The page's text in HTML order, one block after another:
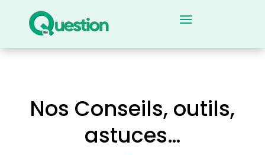
Nos Conseils, outils,
astuces…